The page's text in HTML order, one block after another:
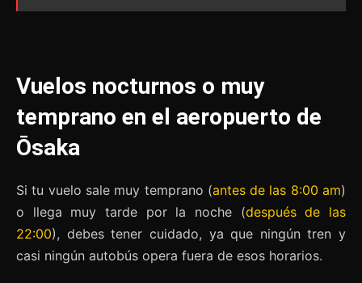
Vuelos nocturnos o muy
temprano en el aeropuerto de
Ōsaka
Si tu vuelo sale muy temprano (antes de las 8:00 am)
o llega muy tarde por la noche (después de las
22:00), debes tener cuidado, ya que ningún tren y
casi ningún autobús opera fuera de esos horarios.